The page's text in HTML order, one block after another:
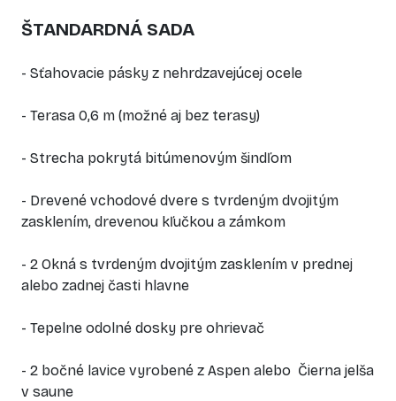
ŠTANDARDNÁ SADA
- Sťahovacie pásky z nehrdzavejúcej ocele
- Terasa 0,6 m (možné aj bez terasy)
- Strecha pokrytá bitúmenovým šindľom
- Drevené vchodové dvere s tvrdeným dvojitým
zasklením, drevenou kľučkou a zámkom
- 2 Okná s tvrdeným dvojitým zasklením v prednej
alebo zadnej časti hlavne
- Tepelne odolné dosky pre ohrievač
- 2 bočné lavice vyrobené z Aspen alebo Čierna jelša
v saune